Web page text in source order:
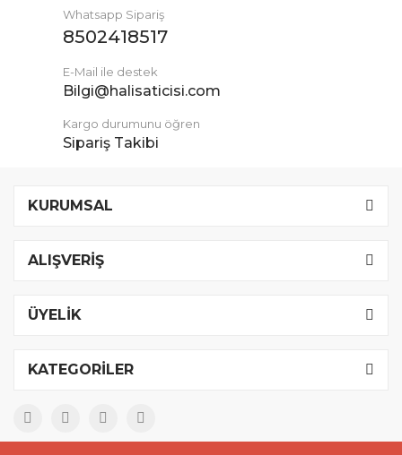
Whatsapp Sipariş
8502418517
E-Mail ile destek
Bilgi@halisaticisi.com
Kargo durumunu öğren
Sipariş Takibi
KURUMSAL
ALIŞVERİŞ
ÜYELİK
KATEGORİLER